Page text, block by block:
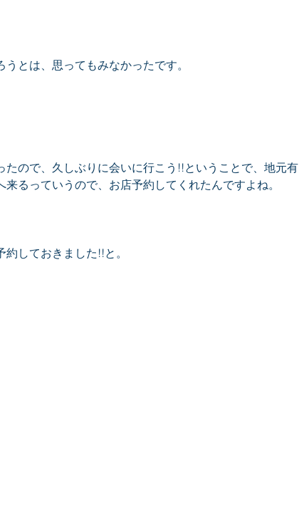
とは、思ってもみなかったです。
ので、久しぶりに会いに行こう!!ということで、地元有
るっていうので、お店予約してくれたんですよね。
しておきました!!と。